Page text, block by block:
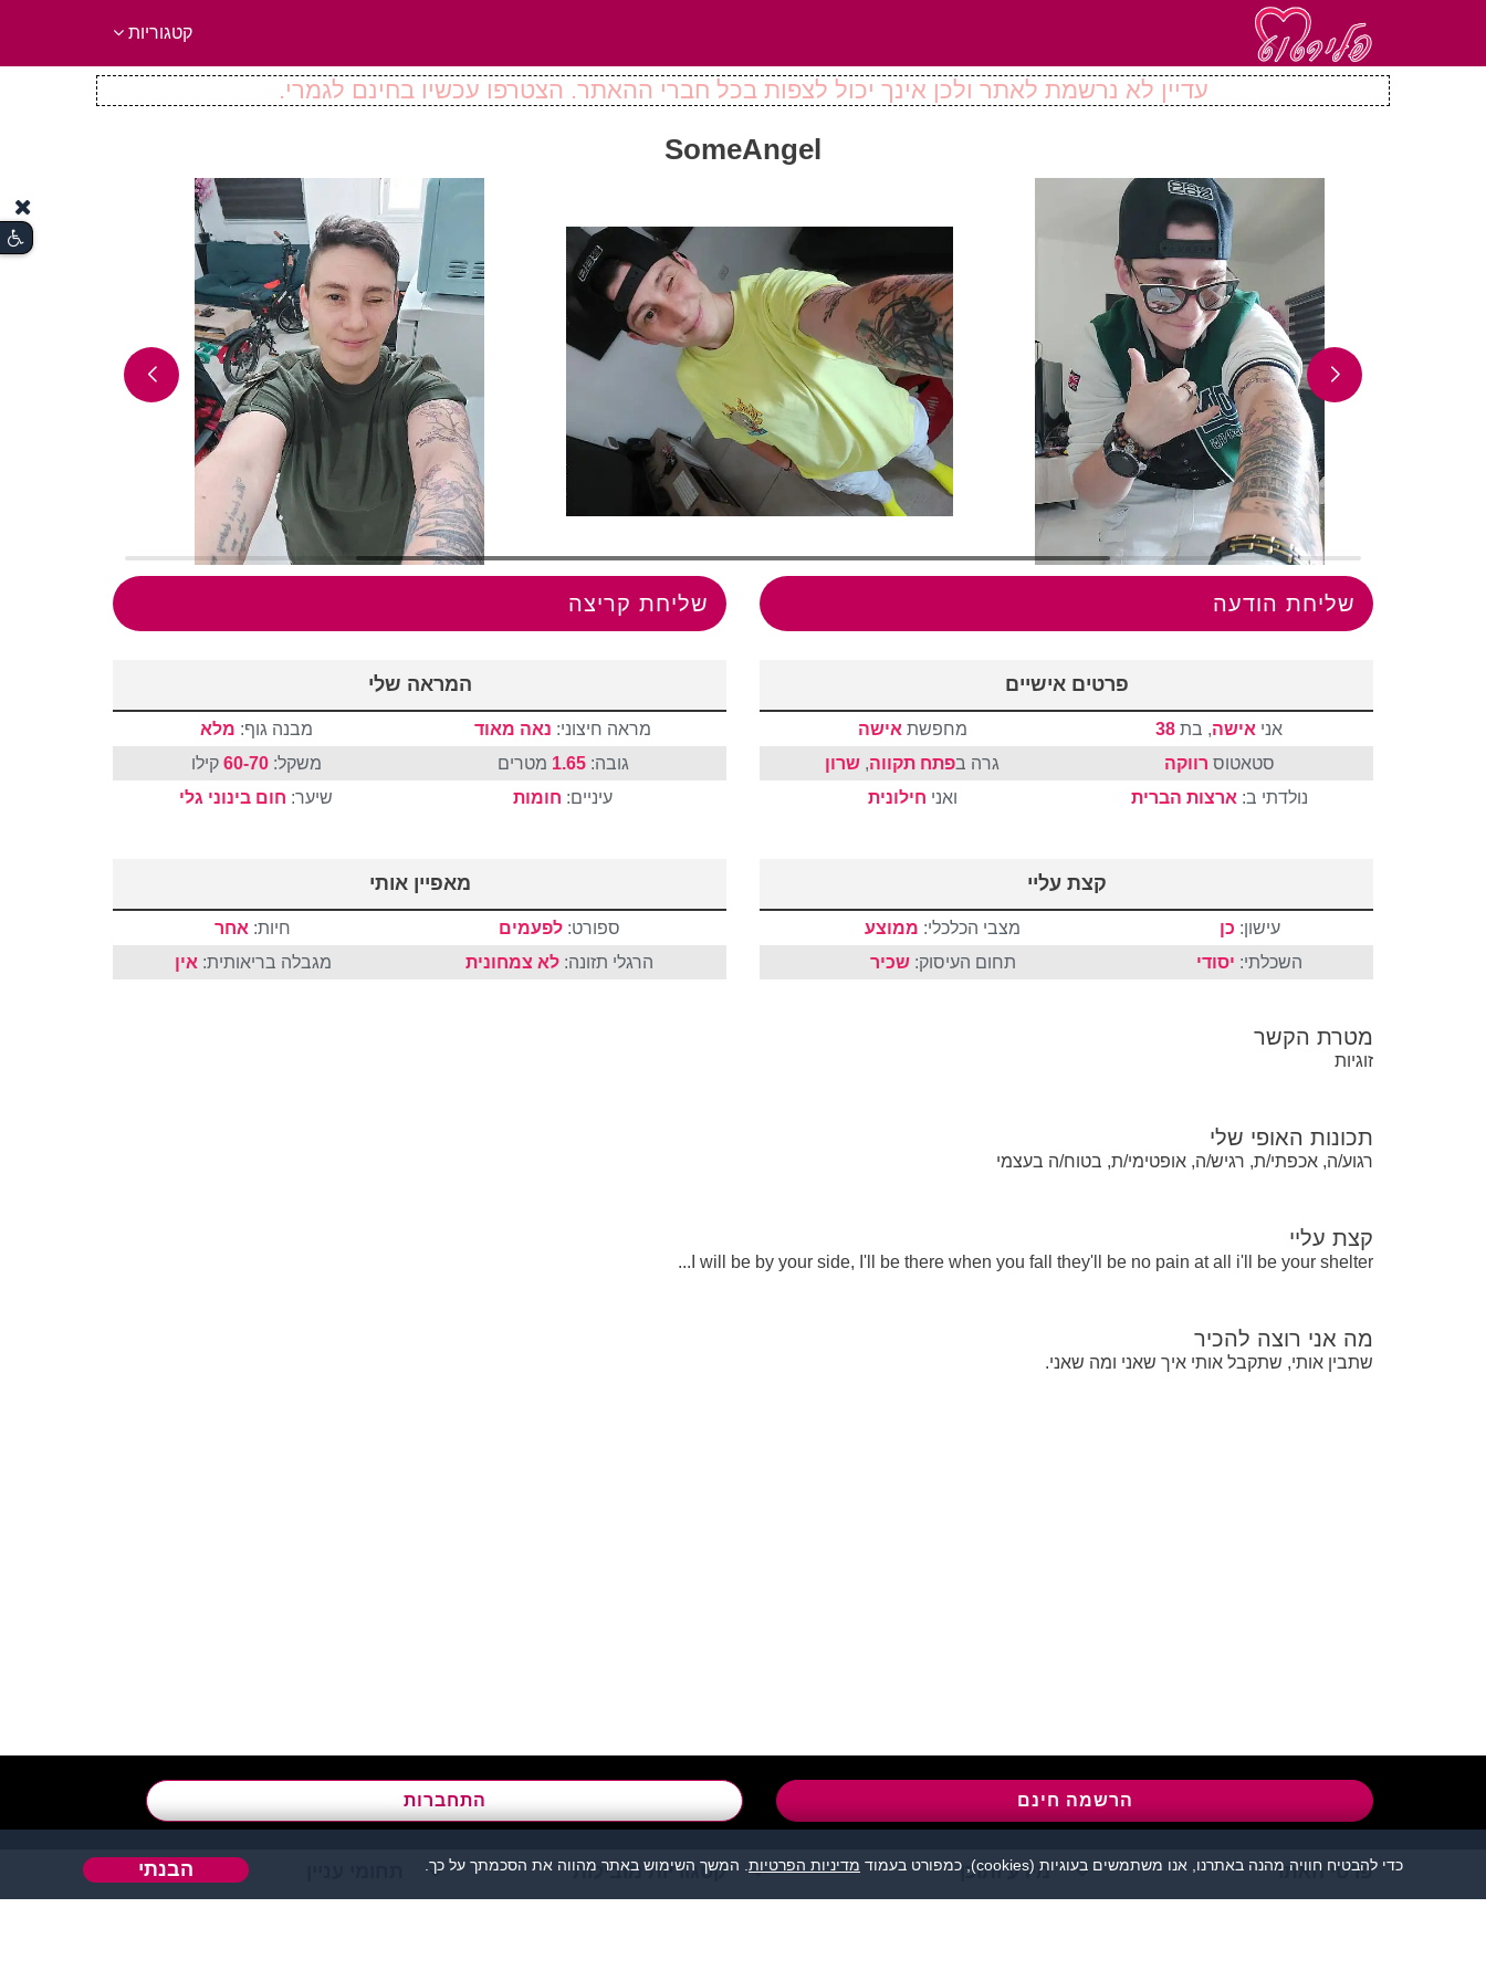
קטגוריות
עדיין לא נרשמת לאתר ולכן אינך יכול לצפות בכל חברי ההאתר. הצטרפו עכשיו בחינם לגמרי.
SomeAngel
שליחת הודעה שליחת קריצה
פרטים אישיים
אני אישה, בת 38 מחפשת אישה
סטאטוס רווקה גרה בפתח תקווה, שרון
נולדתי ב: ארצות הברית ואני חילונית
המראה שלי
מראה חיצוני: נאה מאוד מבנה גוף: מלא
גובה:1.65 מטרים משקל:60-70 קילו
עיניים: חומות שיער: חום בינוני גלי
קצת עליי
עישון: כן מצבי הכלכלי: ממוצע
השכלתי: יסודי תחום העיסוק:שכיר
מאפיין אותי
ספורט: לפעמים חיות: אחר
הרגלי תזונה: לא צמחונית מגבלה בריאותית: אין
מטרת הקשר
זוגיות
תכונות האופי שלי
רגוע/ה, אכפתי/ת, רגיש/ה, אופטימי/ת, בטוח/ה בעצמי
קצת עליי
I will be by your side, I'll be there when you fall they'll be no pain at all i'll be your shelter...
מה אני רוצה להכיר
שתבין אותי, שתקבל אותי איך שאני ומה שאני.
הרשמה חינם התחברות 04-8558924
פרטי האתר מידע ותוכן קטגוריות מובילות כדי להבטיח חוויה מהנה באתרנו, אנו משתמשים בעוגיות (cookies), כמפורט בעמוד מדיניות הפרטיות . המשך השימוש באתר מהווה את הסכמתך על כך. הבנתי